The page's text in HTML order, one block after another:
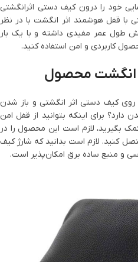
خود را درون کیف دستی اثرانگشتی
با قفل هوشمند اثر انگشت با در نظر
طول عمر مفیدی داشته و با یک بار
کاربردی و امن استفاده کنید.
انگشت محصول
روی کیف دستی اثر انگشتی و باز شدن
برای اینکه بتوانید از قفل امن
بگیرید، لازم است این محصول را در
کنید. لازم است بدانید که شارژ کیف
سی و منبع ساده برق امکان‌پذیر است.